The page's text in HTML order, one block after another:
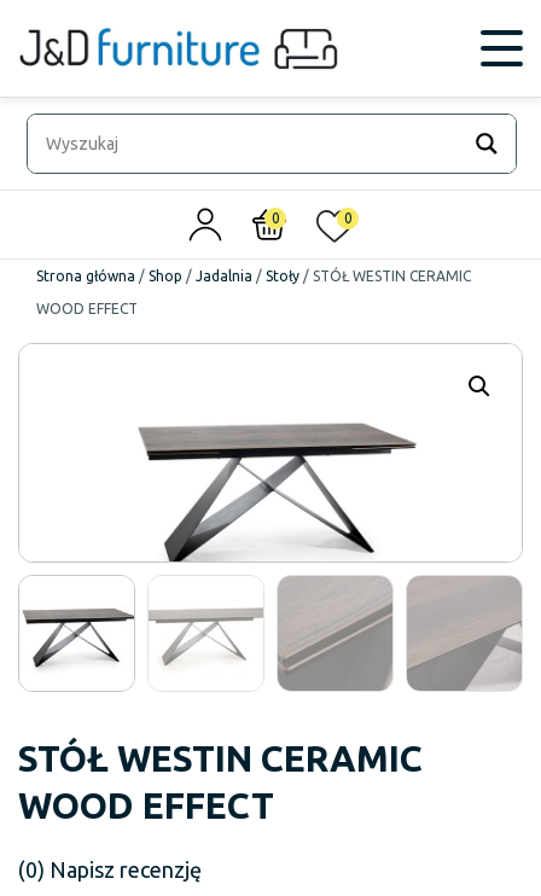
0 0
Strona główna / Shop / Jadalnia / Stoły / STÓŁ WESTIN CERAMIC
WOOD EFFECT
STÓŁ WESTIN CERAMIC
WOOD EFFECT
(0) Napisz recenzję